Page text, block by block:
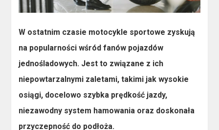
W ostatnim czasie motocykle sportowe zyskują
na popularności wśród fanów pojazdów
jednośladowych. Jest to związane z ich
niepowtarzalnymi zaletami, takimi jak wysokie
osiągi, docelowo szybka prędkość jazdy,
niezawodny system hamowania oraz doskonała
przyczepność do podłoża.